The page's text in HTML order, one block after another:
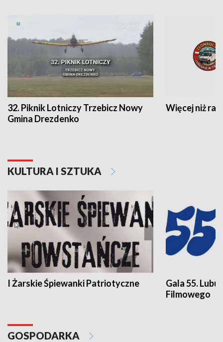
32. Piknik Lotniczy Trzebicz Nowy
Gmina Drezdenko
Więcej niż rajd
KULTURA I SZTUKA
I Żarskie Śpiewanki Patriotyczne
Gala 55.
Filmowego
GOSPODARKA